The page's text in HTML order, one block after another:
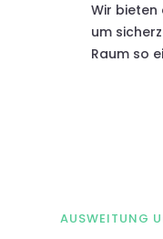
Wir bieten
um
Raum so
AUSWEITUNG